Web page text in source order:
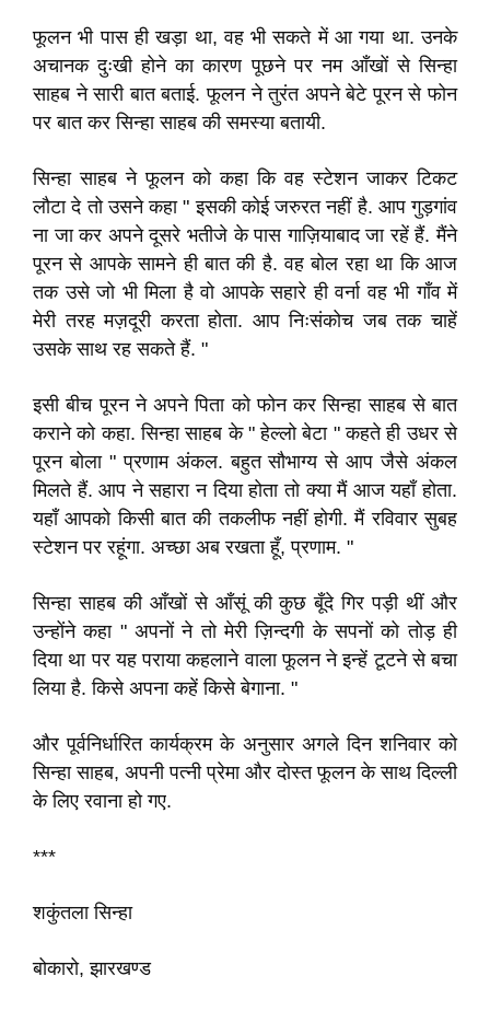
फूलन भी पास ही खड़ा था,वह भी सकते में आ गया था.उनके
अचानक दुःखी होने का कारण पूछने पर नम आँखों से सिन्हा
साहब ने सारी बात बताई.फूलन ने तुरंत अपने बेटे पूरन से फोन
पर बात कर सिन्हा साहब की समस्या बतायी.
सिन्हा साहब ने फूलन को कहा कि वह स्टेशन जाकर टिकट
लौटा दे तो उसने कहा " इसकी कोई जरुरत नहीं है. आप गुड़गांव
ना जा कर अपने दूसरे भतीजे के पास गाज़ियाबाद जा रहें हैं.मैंने
पूरन से आपके सामने ही बात की है.वह बोल रहा था कि आज
तक उसे जो भी मिला है वो आपके सहारे ही वर्ना वह भी गाँव में
मेरी तरह मज़दूरी करता होता. आप निःसंकोच जब तक चाहें
उसके साथ रह सकते हैं. "
इसी बीच पूरन ने अपने पिता को फोन कर सिन्हा साहब से बात
कराने को कहा.सिन्हा साहब के " हेल्लो बेटा " कहते ही उधर से
पूरन बोला " प्रणाम अंकल.बहुत सौभाग्य से आप जैसे अंकल
मिलते हैं.आप ने सहारा न दिया होता तो क्या मैं आज यहाँ होता.
यहाँ आपको किसी बात की तकलीफ नहीं होगी.मैं रविवार सुबह
स्टेशन पर रहूंगा. अच्छा अब रखता हूँ,प्रणाम. "
सिन्हा साहब की आँखों से आँसूं की कुछ बूँदे गिर पड़ी थीं और
उन्होंने कहा " अपनों ने तो मेरी ज़िन्दगी के सपनों को तोड़ ही
दिया था पर यह पराया कहलाने वाला फूलन ने इन्हें टूटने से बचा
लिया है.किसे अपना कहें किसे बेगाना. "
और पूर्वनिर्धारित कार्यक्रम के अनुसार अगले दिन शनिवार को
सिन्हा साहब, अपनी पत्नी प्रेमा और दोस्त फूलन के साथ दिल्ली
के लिए रवाना हो गए.
***
शकुंतला सिन्हा
बोकारो,झारखण्ड